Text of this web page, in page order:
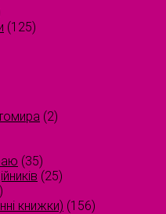
(125)
(2)
(35)
(25)
книжки) (156)